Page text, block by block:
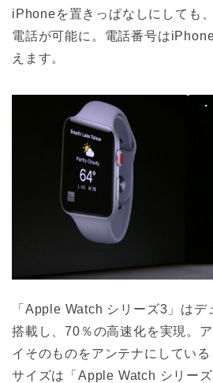
iPhoneを置きっぱなしにしても
電話が可能に。電話番号は
えます。
「Apple Watch シリーズ3」は
搭載し、70％の高速化を実現。
イそのものをアンテナにしてい
サイズは「Apple Watch シリーズ